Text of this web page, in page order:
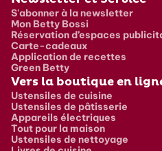
S'abonner à la newsletter
Mon Betty Bossi
Réservation d’espaces
Carte-cadeaux
Application de recettes
Green Betty
Vers la boutique en
Ustensiles de cuisine
Ustensiles de pâtisserie
Appareils électriques
Tout pour la maison
Ustensiles de nettoyage